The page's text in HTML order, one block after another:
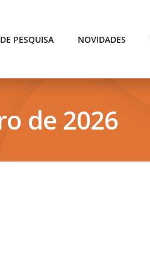
PESQUISA NOVIDADES
de 2026